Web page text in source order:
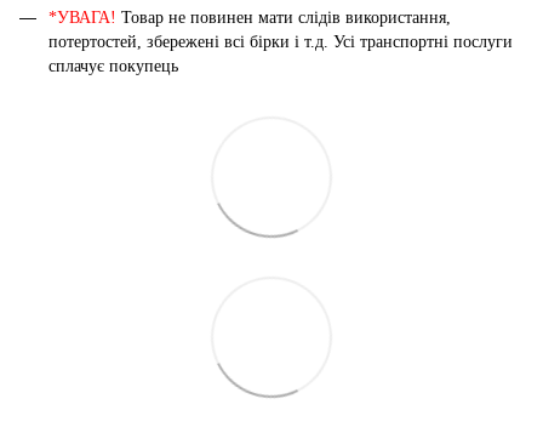
*УВАГА! Товар не повинен мати слідів використання,
потертостей, збережені всі бірки і т.д. Усі транспортні послуги
сплачує покупець